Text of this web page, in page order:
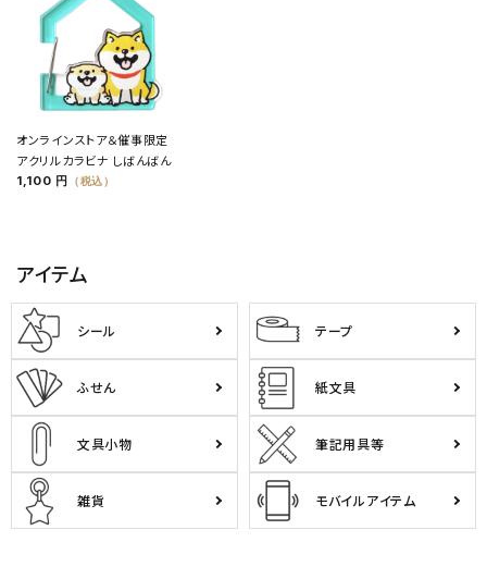
オンラインストア＆催事限定
アクリルカラビナ しばんばん
1,100 円 （税込）
アイテム
シール テープ
ふせん 紙文具
文具小物 筆記用具等
雑貨 モバイルアイテム